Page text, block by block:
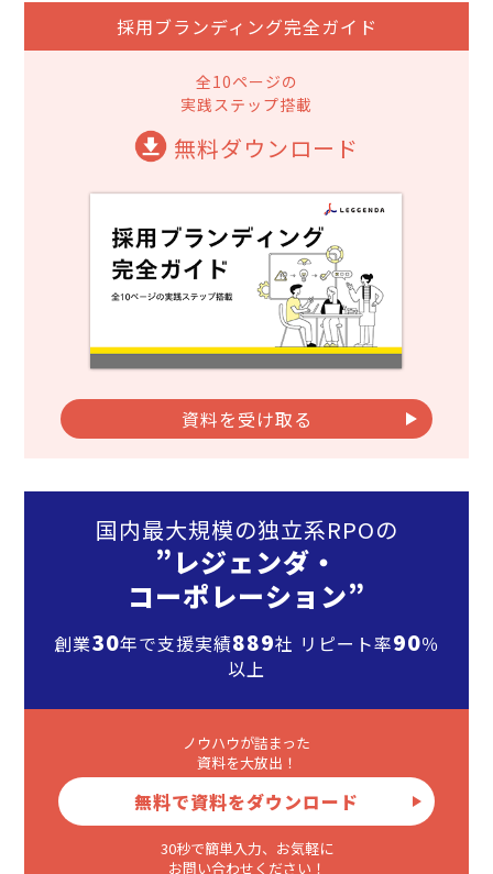
採用ブランディング完全ガイド
全10ページの
実践ステップ搭載
無料ダウンロード
資料を受け取る
国内最大規模の独立系RPOの
”レジェンダ・
コーポレーション”
創業30年で支援実績889社 リピート率90％
以上
ノウハウが詰まった
資料を大放出！
無料で資料をダウンロード
30秒で簡単入力、お気軽に
お問い合わせください！